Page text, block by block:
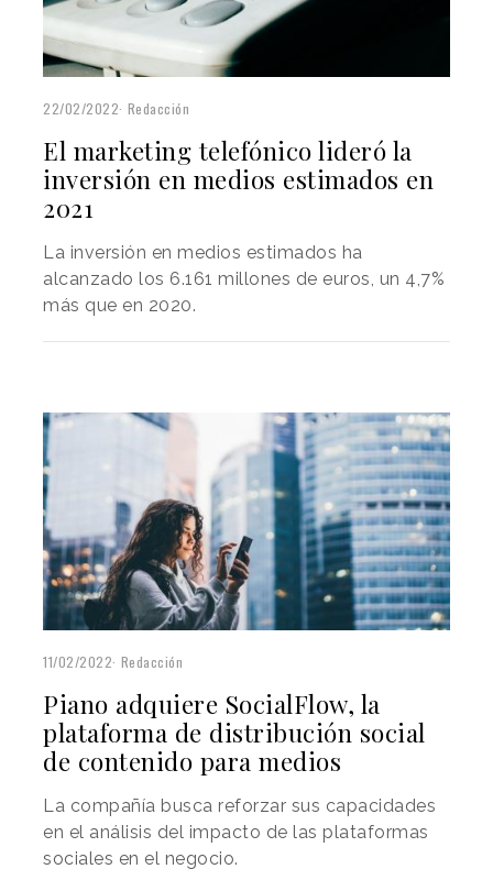
22/02/2022 Redacción
El marketing telefónico lideró la
inversión en medios estimados en
2021
La inversión en medios estimados ha
alcanzado los 6.161 millones de euros, un 4,7%
más que en 2020.
11/02/2022 Redacción
Piano adquiere SocialFlow, la
plataforma de distribución social
de contenido para medios
La compañía busca reforzar sus capacidades
en el análisis del impacto de las plataformas
sociales en el negocio.